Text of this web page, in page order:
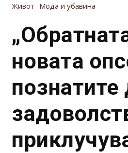
Живот Мода и убавина
новата